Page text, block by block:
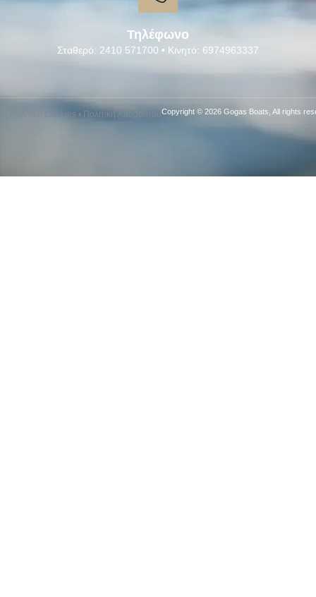
Τηλέφωνο
Σταθερό: 2410 571700 • Κινητό: 6974963337
Πολιτική Cookies • Πολιτική ΑπορρήτουCopyright © 2026 Gogas Boats, All rights